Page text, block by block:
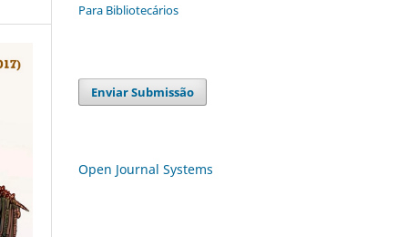
Para Bibliotecários
Enviar Submissão
Open Journal Systems